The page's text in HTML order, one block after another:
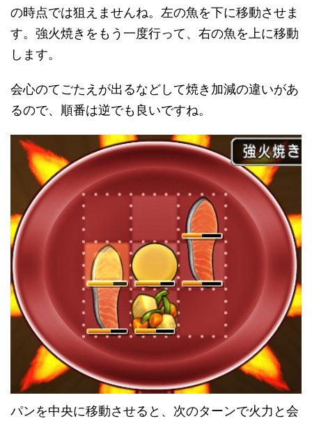
の時点では狙えませんね。左の魚を下に移動させま
す。強火焼きをもう一度行って、右の魚を上に移動
します。
会心のてごたえが出るなどして焼き加減の違いがあ
るので、順番は逆でも良いですね。
パンを中央に移動させると、次のターンで火力と会